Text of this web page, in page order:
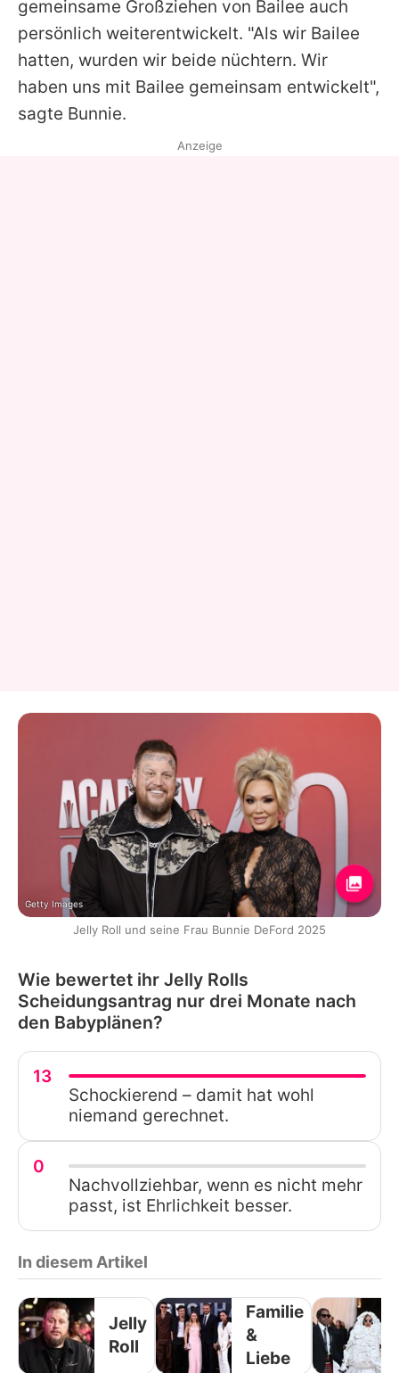
gemeinsame Großziehen von Bailee auch
persönlich weiterentwickelt. "Als wir Bailee
hatten, wurden wir beide nüchtern. Wir
haben uns mit Bailee gemeinsam entwickelt",
sagte Bunnie.
Anzeige
Getty Images
Jelly Roll und seine Frau Bunnie DeFord 2025
Wie bewertet ihr Jelly Rolls
Scheidungsantrag nur drei Monate nach
den Babyplänen?
13
Schockierend – damit hat wohl
niemand gerechnet.
0
Nachvollziehbar, wenn es nicht mehr
passt, ist Ehrlichkeit besser.
In diesem Artikel
Jelly
Roll
Familie
&
Liebe